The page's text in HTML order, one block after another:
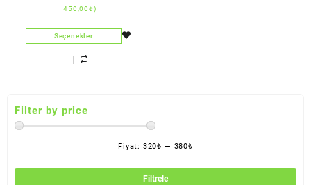
450,00₺ )
Seçenekler
Filter by price
Filtrele
Fiyat: 320₺ — 380₺